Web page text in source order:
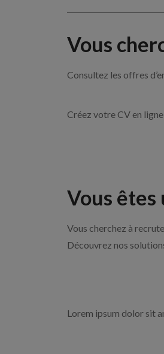
Vous
Consultez les offres
Créez votre CV en
Vous êtes
Vous cherchez à
Découvrez nos
Lorem ipsum dolor sit